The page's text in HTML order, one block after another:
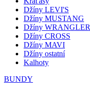
Džíny LEVI'S
Džíny MUSTANG
Džíny WRANGLER
Džíny CROSS
Džíny MAVI
Džíny ostatní
Kalhoty
BUNDY